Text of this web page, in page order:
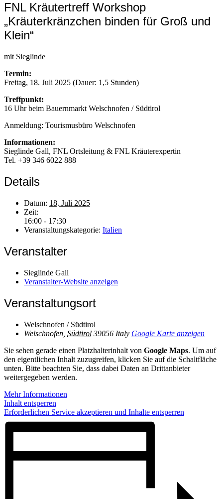
FNL Kräutertreff Workshop
„Kräuterkränzchen binden für Groß und
Klein“
mit Sieglinde
Termin:
Freitag, 18. Juli 2025 (Dauer: 1,5 Stunden)
Treffpunkt:
16 Uhr beim Bauernmarkt Welschnofen / Südtirol
Anmeldung: Tourismusbüro Welschnofen
Informationen:
Sieglinde Gall, FNL Ortsleitung & FNL Kräuterexpertin
Tel. +39 346 6022 888
Details
Datum: 18. Juli 2025
Zeit:
16:00 - 17:30
Veranstaltungskategorie: Italien
Veranstalter
Sieglinde Gall
Veranstalter-Website anzeigen
Veranstaltungsort
Welschnofen / Südtirol
Welschnofen Südtirol 39056 Italy Google Karte anzeigen
Sie sehen gerade einen Platzhalterinhalt von Google Maps. Um auf
den eigentlichen Inhalt zuzugreifen, klicken Sie auf die Schaltfläche
unten. Bitte beachten Sie, dass dabei Daten an Drittanbieter
weitergegeben werden.
Mehr Informationen
Inhalt entsperren
Erforderlichen Service akzeptieren und Inhalte entsperren